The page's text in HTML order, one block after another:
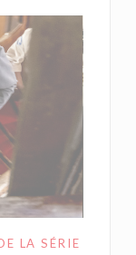
LA SÉRIE